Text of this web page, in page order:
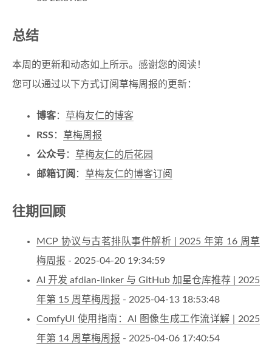
总结
本周的更新和动态如上所示。感谢您的阅读！
您可以通过以下方式订阅草梅周报的更新：
博客： 草梅友仁的博客
RSS： 草梅周报
公众号： 草梅友仁的后花园
邮箱订阅 ： 草梅友仁的博客订阅
往期回顾
MCP 协议与古茗排队事件解析 | 2025 年第 16 周草
梅周报 - 2025-04-20 19:34:59
AI 开发 afdian-linker 与 GitHub 加星仓库推荐 | 2025
年第 15 周草梅周报 - 2025-04-13 18:53:48
ComfyUI 使用指南：AI 图像生成工作流详解 | 2025
年第 14 周草梅周报 - 2025-04-06 17:40:54